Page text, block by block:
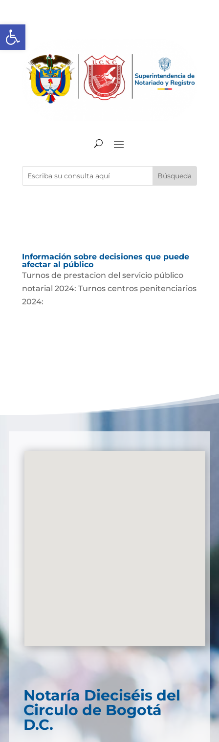
Abrir barra de herramientas
Información sobre decisiones que puede
afectar al público
Turnos de prestacion del servicio público
notarial 2024: Turnos centros penitenciarios
2024:
Notaría Dieciséis del
Circulo de Bogotá
D.C.